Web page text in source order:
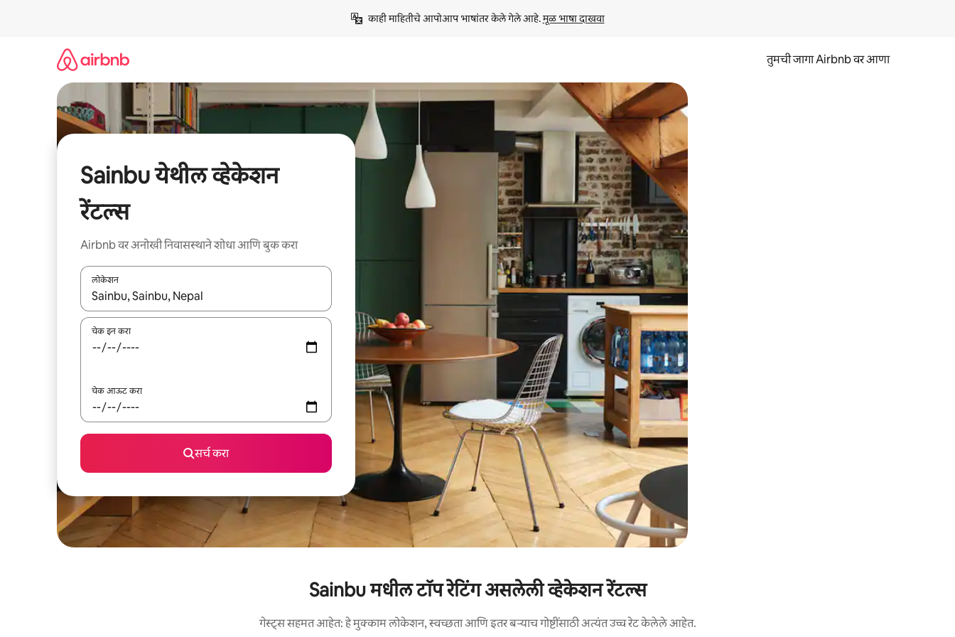
काही माहितीचे आपोआप भाषांतर केले गेले आहे. मूळ भाषा दाखवा
तुमची जागा Airbnb वर आणा
Sainbu येथील व्हेकेशन
रेंटल्स
Airbnb वर अनोखी निवासस्थाने शोधा आणि बुक करा
लोकेशन
जेव्हा परिणाम उपलब्ध असतील, तेव्हा वरच्या आणि खाली बाणांच्या किजसह नेव्हिगेट करा किंवा स्पर्शाने स्वाइप जेश्चर्स वापरून एक्सप्लोर करा.
चेक इन करा
चेक आऊट करा
सर्च करा
Sainbu मधील टॉप रेटिंग असलेली व्हेकेशन रेंटल्स
गेस्ट्स सहमत आहेत: हे मुक्काम लोकेशन, स्वच्छता आणि इतर बऱ्याच गोष्टींसाठी अत्यंत उच्च रेट केलेले आहेत.